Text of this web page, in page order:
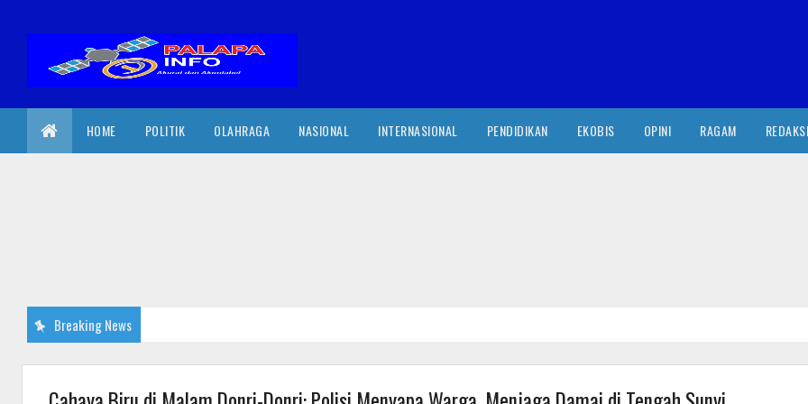
HOME POLITIK OLAHRAGA NASIONAL INTERNASIONAL PENDIDIKAN EKOBIS OPINI RAGAM REDAKSI
Breaking News